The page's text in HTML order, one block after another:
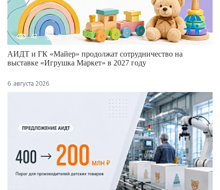
42 0
АИДТ и ГК «Майер» продолжат сотрудничество на
выставке «Игрушка Маркет» в 2027 году
6 августа 2026